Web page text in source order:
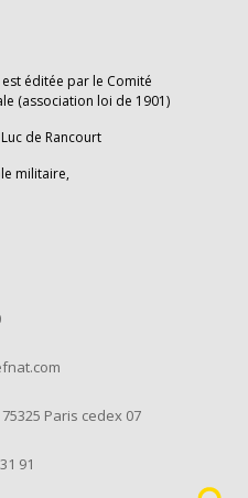
éditée par le Comité
(association loi de 1901)
de Rancourt
militaire,
Paris cedex 07
91